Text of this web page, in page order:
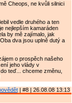
Cheops, ne kvůli silnici
vedle druhého a ten
nejlepším kamaráden
by mě zajímalo, jak
dva jsou uplně dutý a
o prospěch našeho
jeho vlády v
teď... chceme změnu,
| #8 | 26.08.08 13:13